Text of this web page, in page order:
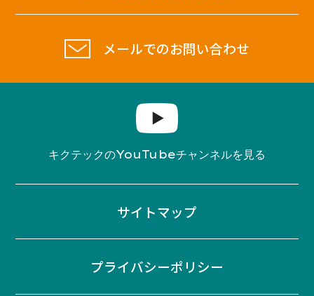
メールでのお問い合わせ
キクテックのYouTubeチャンネルを見る
サイトマップ
プライバシーポリシー